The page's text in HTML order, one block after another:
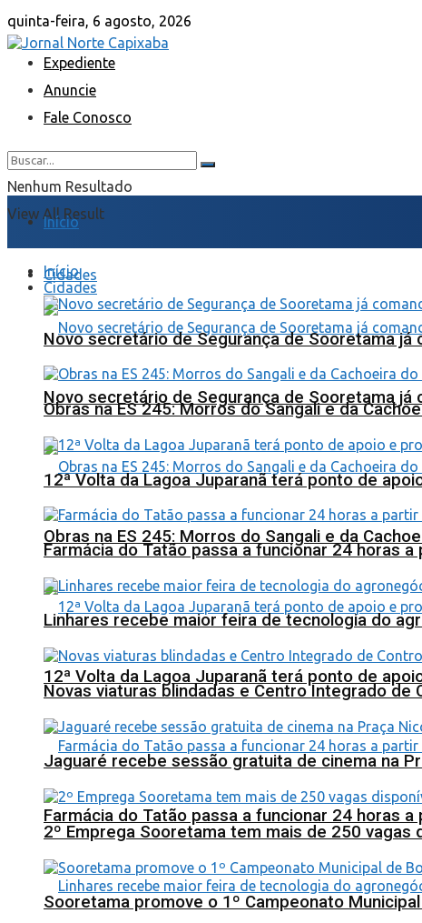
quinta-feira, 6 agosto, 2026
Expediente
Anuncie
Fale Conosco
Nenhum Resultado
View All Result
Início
Cidades
Novo secretário de Segurança de Sooretama já
Obras na ES 245: Morros do Sangali e da
12ª Volta da Lagoa Juparanã terá ponto de
Farmácia do Tatão passa a funcionar 24 horas
Início
Cidades
Novo secretário de Segurança de Sooretama já
Obras na ES 245: Morros do Sangali e da
12ª Volta da Lagoa Juparanã terá ponto de
Farmácia do Tatão passa a funcionar 24 horas
Linhares recebe maior feira de tecnologia do
Novas viaturas blindadas e Centro Integrado
Jaguaré recebe sessão gratuita de cinema na
2º Emprega Sooretama tem mais de 250 vagas
Sooretama promove o 1º Campeonato